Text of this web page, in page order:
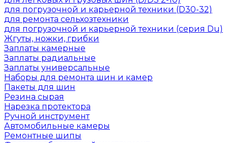
для погрузочной и карьерной техники (D30-32)
для ремонта сельхозтехники
для погрузочной и карьерной техники (серия Du)
Жгуты, ножки, грибки
Заплаты камерные
Заплаты радиальные
Заплаты универсальные
Наборы для ремонта шин и камер
Пакеты для шин
Резина сырая
Нарезка протектора
Ручной инструмент
Автомобильные камеры
Ремонтные шипы